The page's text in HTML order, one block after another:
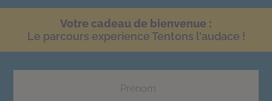
Votre cadeau de bienvenue :
Le parcours experience Tentons l'audace !